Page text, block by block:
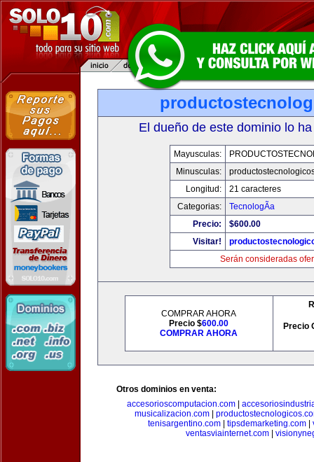
El dueño de este dominio lo
Mayusculas:
Minusculas:
Longitud:
21 caracteres
Categorias:
TecnologÃ­a
Precio:
$600.00
Visitar!
Serán consideradas
COMPRAR AHORA
Precio $600.00
COMPRAR AHORA
Precio
Otros dominios en venta:
accesorioscomputacion.com
musicalizacion.com|
tenisargentino.com
tipsdemarketing.com
ventasviainternet.com